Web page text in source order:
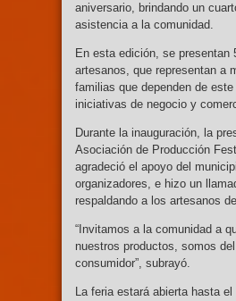
aniversario, brindando un
asistencia a la comunidad.
En esta edición, se presentan
artesanos, que representan a
familias que dependen de
iniciativas de negocio y
Durante la inauguración, la
Asociación de Producción
agradeció el apoyo del
organizadores, e hizo un
respaldando a los artesanos
“Invitamos a la comunidad a
nuestros productos, somos
consumidor”, subrayó.
La feria estará abierta hasta